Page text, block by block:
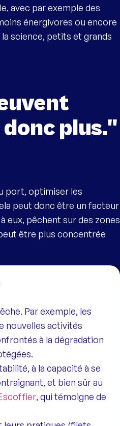
avec par exemple des
énergivores ou encore
science, petits et grands
plus."
port, optimiser les
peut donc être un facteur
eux, pêchent sur des zones
être plus concentrée
Par exemple, les
nouvelles activités
à la dégradation
à la capacité à se
et bien sûr au
, qui témoigne de